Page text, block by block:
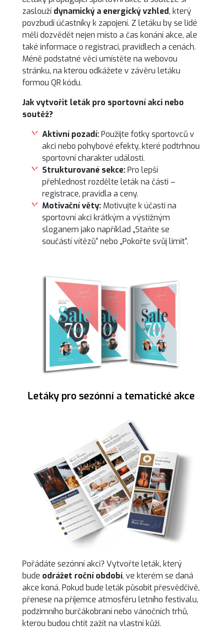
zasloužídynamický a energický vzhled, který
povzbudí účastníky k zapojení. Z letáku by se lidé
měli dozvědět nejen místo a čas konání akce, ale
také informace o registraci, pravidlech a cenách.
Méně podstatné věci umístěte na webovou
stránku, na kterou odkážete v závěru letáku
formou QR kódu.
Jak vytvořit leták pro sportovní akci nebo
soutěž?
Aktivní pozadí:Použijte fotky sportovců v
akci nebo pohybové efekty, které podtrhnou
sportovní charakter události.
Strukturované sekce:Pro lepší
přehlednost rozdělte leták na části –
registrace, pravidla a ceny.
Motivační věty: Motivujte k účasti na
sportovní akci krátkým a výstižným
sloganem jako například „Staňte se
součástí vítězů“ nebo „Pokořte svůj limit“.
Letáky pro sezónní a tematické akce
Pořádáte sezónní akci? Vytvořte leták, který
bude odrážet roční období, ve kterém se daná
akce koná. Pokud bude leták působit přesvědčivě,
přenese na příjemce atmosféru letního festivalu,
podzimního burčákobraní nebo vánočních trhů,
kterou budou chtít zažít na vlastní kůži.